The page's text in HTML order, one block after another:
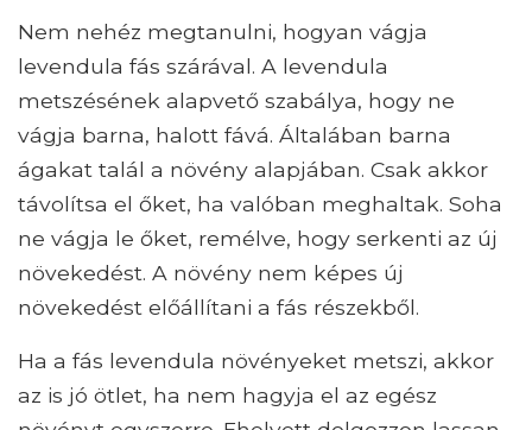
Nem nehéz megtanulni, hogyan vágja
levendula fás szárával. A levendula
metszésének alapvető szabálya, hogy ne
vágja barna, halott fává. Általában barna
ágakat talál a növény alapjában. Csak akkor
távolítsa el őket, ha valóban meghaltak. Soha
ne vágja le őket, remélve, hogy serkenti az új
növekedést. A növény nem képes új
növekedést előállítani a fás részekből.
Ha a fás levendula növényeket metszi, akkor
az is jó ötlet, ha nem hagyja el az egész